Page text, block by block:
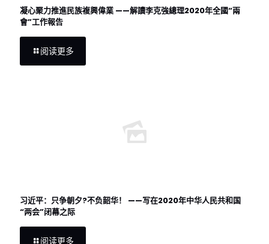
凝心聚力推進民族複興偉業 ——解讀李克強總理2020年全國“兩
會”工作報告
阅读更多
习近平：只争朝夕?不负韶华！ ——写在2020年中华人民共和国
“两会”闭幕之际
阅读更多